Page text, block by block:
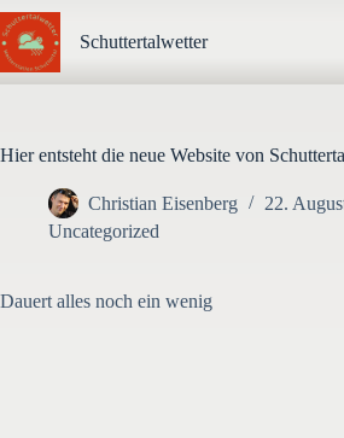
Zum
Inhalt
springen
Schuttertalwetter
Hier entsteht die neue Website von
Christian Eisenberg
22.
Uncategorized
Dauert alles noch ein wenig